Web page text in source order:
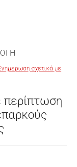
σχετικά με
περίπτωση